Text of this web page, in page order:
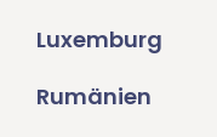
Luxemburg
Rumänien